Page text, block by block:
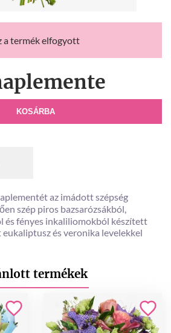
a termék elfogyott
KOSÁRBA
az imádott szépség
szép piros bazsarózsákból,
és fényes inkaliliomokból készített
és veronika levelekkel
termékek